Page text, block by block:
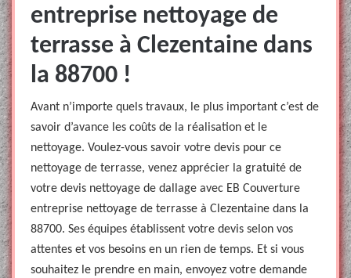
entreprise nettoyage de
terrasse à Clezentaine dans
la 88700 !
Avant n’importe quels travaux, le plus important c’est de
savoir d’avance les coûts de la réalisation et le
nettoyage. Voulez-vous savoir votre devis pour ce
nettoyage de terrasse, venez apprécier la gratuité de
votre devis nettoyage de dallage avec EB Couverture
entreprise nettoyage de terrasse à Clezentaine dans la
88700. Ses équipes établissent votre devis selon vos
attentes et vos besoins en un rien de temps. Et si vous
souhaitez le prendre en main, envoyez votre demande